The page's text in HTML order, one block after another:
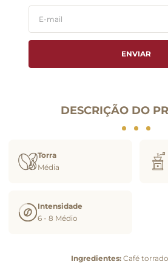
ENVIAR
DESCRIÇÃO DO
Torra
Média
Intensidade
6 - 8 Médio
Ingredientes: Café